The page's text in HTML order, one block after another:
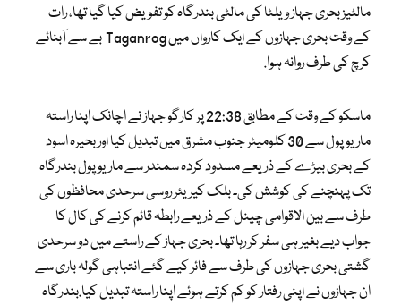
مالٹیز بحری جہاز ویلٹا کی مالٹی بندرگاہ کو تفویض کیا گیا تھا، رات
کے وقت بحری جہازوں کے ایک کارواں میں Taganrog بے سے آبنائے
کرچ کی طرف روانہ ہوا.
ماسکو کے وقت کے مطابق 22:38 پر کارگو جہاز نے اچانک اپنا راستہ
ماریوپول سے 30 کلومیٹر جنوب مشرق میں تبدیل کیا اور بحیرہ اسود
کے بحری بیڑے کے ذریعے مسدود کردہ سمندر سے ماریوپول بندرگاہ
تک پہنچنے کی کوشش کی۔ بلک کیریئر روسی سرحدی محافظوں کی
طرف سے بین الاقوامی چینل کے ذریعے رابطہ قائم کرنے کی کال کا
جواب دیے بغیر ہی سفر کر رہا تھا۔ بحری جہاز کے راستے میں دو سرحدی
گشتی بحری جہازوں کی طرف سے فائر کیے گئے انتباہی گولہ باری سے
ان جہازوں نے اپنی رفتار کو کم کرتے ہوئے اپنا راستہ تبدیل کیا.بندرگاہ